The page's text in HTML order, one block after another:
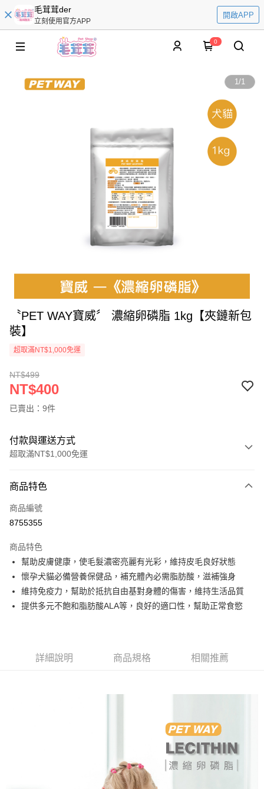
毛茸茸der
立刻使用官方APP
開啟APP
0
1/1
〝PET WAY寶威〞 濃縮卵磷脂 1kg【夾鏈新包
裝】
超取滿NT$1,000免運
NT$499
NT$400
已賣出：9件
付款與運送方式
超取滿NT$1,000免運
信用卡一次付款
超商取貨付款
Apple Pay
街口支付
全盈+PAY
運送方式
每筆NT$60，滿NT$1,000(含以上)免運費
商品特色
商品編號
8755355
商品特色
幫助皮膚健康，使毛髮濃密亮麗有光彩，維持皮毛良好狀態
懷孕犬貓必備營養保健品，補充體內必需脂肪酸，滋補強身
維持免疫力，幫助於抵抗自由基對身體的傷害，維持生活品質
提供多元不飽和脂肪酸ALA等，良好的適口性，幫助正常食慾
詳細說明 商品規格 相關推薦